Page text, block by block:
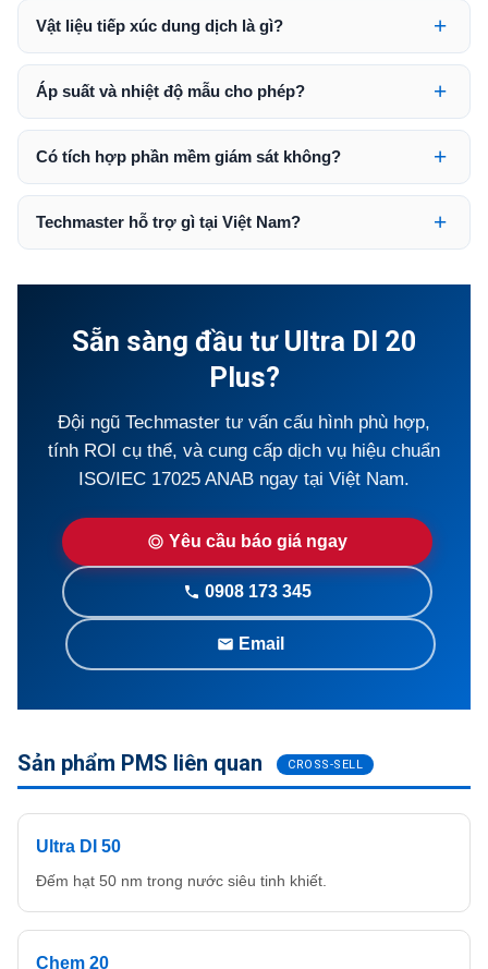
Vật liệu tiếp xúc dung dịch là gì?
Áp suất và nhiệt độ mẫu cho phép?
Có tích hợp phần mềm giám sát không?
Techmaster hỗ trợ gì tại Việt Nam?
Sẵn sàng đầu tư Ultra DI 20
Plus?
Đội ngũ Techmaster tư vấn cấu hình phù hợp,
tính ROI cụ thể, và cung cấp dịch vụ hiệu chuẩn
ISO/IEC 17025 ANAB ngay tại Việt Nam.
Yêu cầu báo giá ngay
0908 173 345
Email
Sản phẩm PMS liên quan CROSS-SELL
Ultra DI 50
Đếm hạt 50 nm trong nước siêu tinh khiết.
Chem 20